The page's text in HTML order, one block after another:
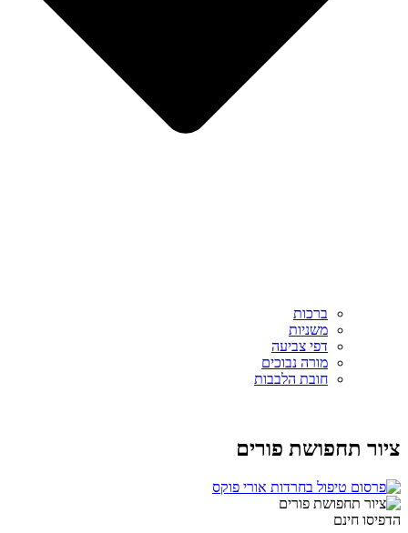
ברכות
משניות
דפי צביעה
מורה נבוכים
חובת הלבבות
ציור תחפושת פורים
הדפיסו חינם